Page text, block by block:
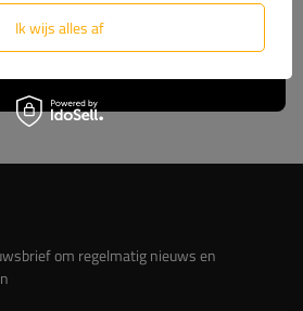
meer over ons
om regelmatig nieuws en
Ik wijs alles af